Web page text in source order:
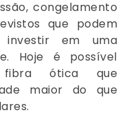
congelamento
que podem
em uma
Hoje é possível
fibra ótica que
maior do que